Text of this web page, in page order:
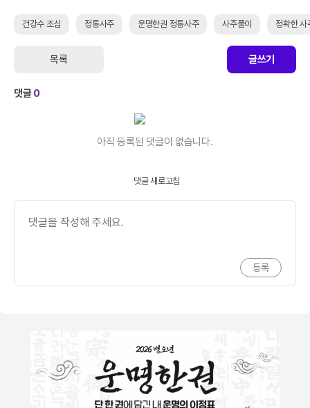
건강수 조심 정통사주 운명한권 정통사주 사주풀이 정확한 사
목록 글쓰기
댓글0
아직 등록된 댓글이 없습니다.
댓글 새로고침